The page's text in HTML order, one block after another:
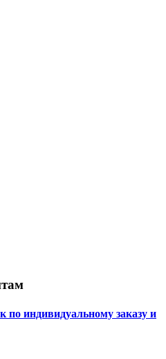
по индивидуальному заказу и